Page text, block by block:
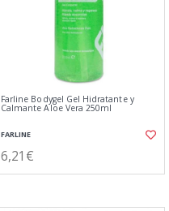
Farline Bodygel Gel Hidratante y
Calmante Aloe Vera 250ml
FARLINE
6,21€